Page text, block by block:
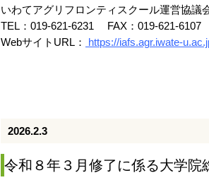
いわてアグリフロンティスクール運営協議
TEL：019-621-6231 FAX：019-621-6107
WebサイトURL：
https://iafs.agr.iwate-
2026.2.3
令和８年３月修了に係る大学院